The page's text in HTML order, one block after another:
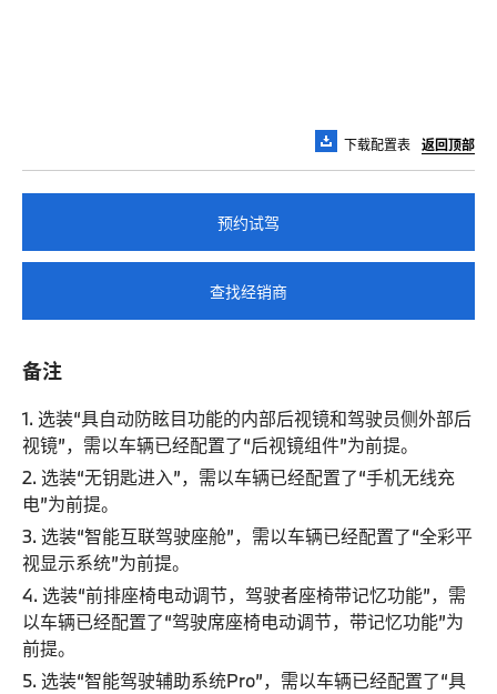
下载配置表 返回顶部
预约试驾
查找经销商
备注
1. 选装“具自动防眩目功能的内部后视镜和驾驶员侧外部后
视镜”，需以车辆已经配置了“后视镜组件”为前提。
2. 选装“无钥匙进入”，需以车辆已经配置了“手机无线充
电”为前提。
3. 选装“智能互联驾驶座舱”，需以车辆已经配置了“全彩平
视显示系统”为前提。
4. 选装“前排座椅电动调节，驾驶者座椅带记忆功能”，需
以车辆已经配置了“驾驶席座椅电动调节，带记忆功能”为
前提。
5. 选装“智能驾驶辅助系统Pro”，需以车辆已经配置了“具